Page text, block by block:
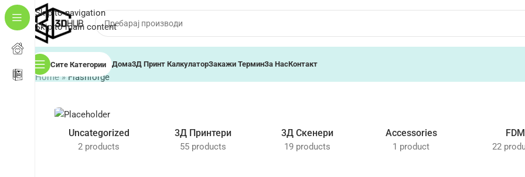
Skip to navigation
Skip to main content
Сите Категории Дома3Д Принт КалкулаторЗакажи ТерминЗа НасКонтакт
Home»Flashforge
Uncategorized
2 products
3Д Принтери
55 products
3Д Скенери
19 products
Accessories
1 product
FDM
22